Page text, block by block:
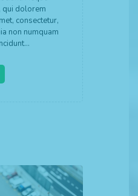
qui dolorem
consectetur,
non numquam